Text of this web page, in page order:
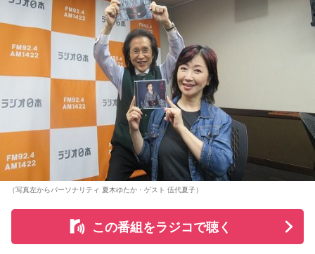
（写真左からパーソナリティ 夏木ゆたか・ゲスト 伍代夏子）
この番組をラジコで聴く